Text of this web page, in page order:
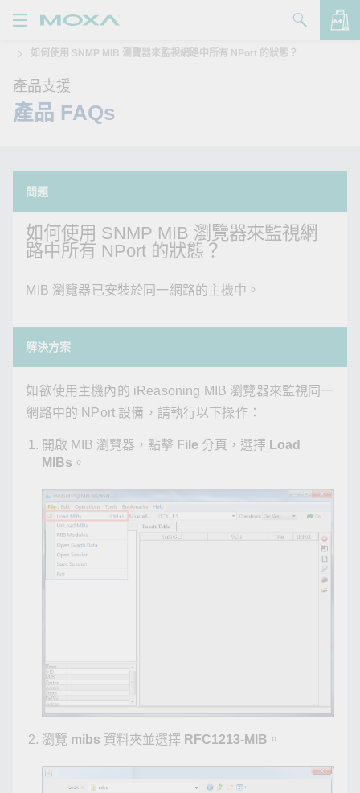
品
決方案
買
絡我們
如何使用 SNMP MIB 瀏覽器來監視網路中所有 NPort 的狀態？
產品支援
產品 FAQs
問題
如何使用 SNMP MIB 瀏覽器來監視網
路中所有 NPort 的狀態？
MIB 瀏覽器已安裝於同一網路的主機中。
解決方案
如欲使用主機內的 iReasoning MIB 瀏覽器來監視同一
網路中的 NPort 設備，請執行以下操作：
開啟 MIB 瀏覽器，點擊 File 分頁，選擇 Load
MIBs 。
瀏覽 mibs 資料夾並選擇 RFC1213-MIB 。
查看詢價明細